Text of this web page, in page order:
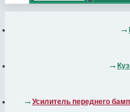
Усилитель переднего